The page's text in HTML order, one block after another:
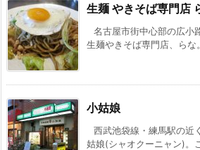
生麺 やきそば専門店
名古屋市街中心部の広小
生麺やきそば専門店、ら
小姑娘
西武池袋線・練馬駅の近
姑娘(シャオクーニャン)。